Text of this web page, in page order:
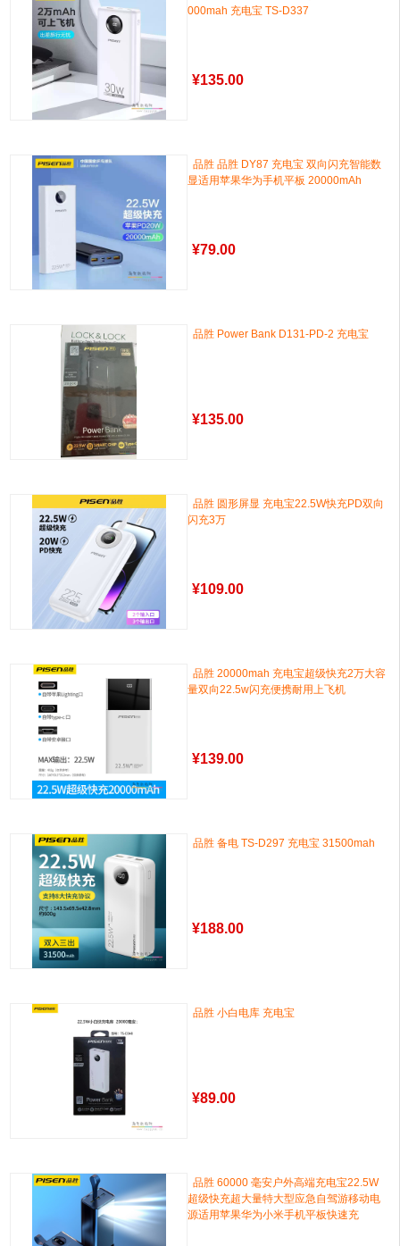
000mah 充电宝 TS-D337
¥135.00
品胜 品胜 DY87 充电宝 双向闪充智能数
显适用苹果华为手机平板 20000mAh
¥79.00
品胜 Power Bank D131-PD-2 充电宝
¥135.00
品胜 圆形屏显 充电宝22.5W快充PD双向
闪充3万
¥109.00
品胜 20000mah 充电宝超级快充2万大容
量双向22.5w闪充便携耐用上飞机
¥139.00
品胜 备电 TS-D297 充电宝 31500mah
¥188.00
品胜 小白电库 充电宝
¥89.00
品胜 60000 毫安户外高端充电宝22.5W
超级快充超大量特大型应急自驾游移动电
源适用苹果华为小米手机平板快速充